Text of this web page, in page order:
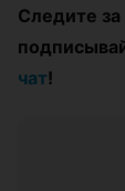
Следите за
чат!